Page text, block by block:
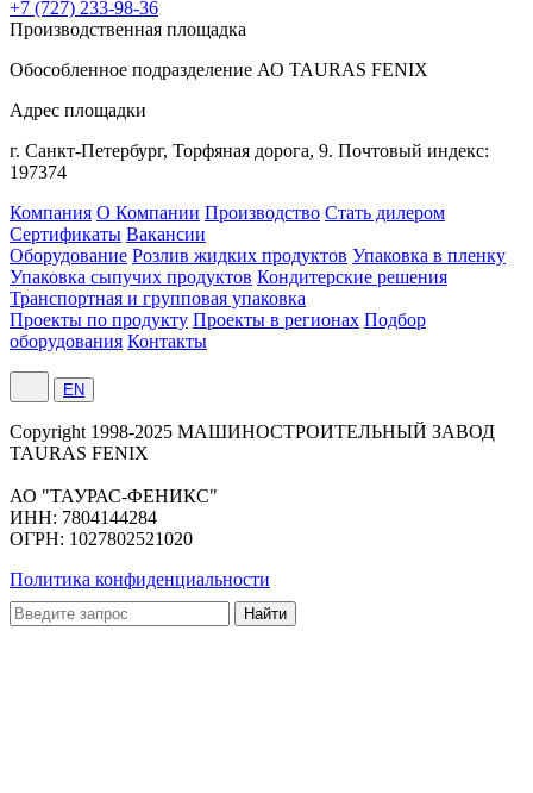
+7 (727) 233-98-36
Производственная площадка
Обособленное подразделение АО TAURAS FENIX
Адрес площадки
г. Санкт-Петербург, Торфяная дорога, 9. Почтовый индекс:
197374
Компания О Компании Производство Стать дилером
Сертификаты Вакансии
Оборудование Розлив жидких продуктов Упаковка в пленку
Упаковка сыпучих продуктов Кондитерские решения
Транспортная и групповая упаковка
Проекты по продукту Проекты в регионах Подбор
оборудования Контакты
EN
Сopyright 1998-2025 МАШИНОСТРОИТЕЛЬНЫЙ ЗАВОД
TAURAS FENIX
АО "ТАУРАС-ФЕНИКС"
ИНН: 7804144284
ОГРН: 1027802521020
Политика конфиденциальности